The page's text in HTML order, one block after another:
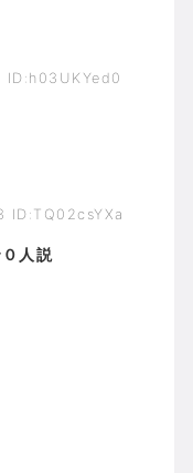
ID:TQ02csYXa
人説